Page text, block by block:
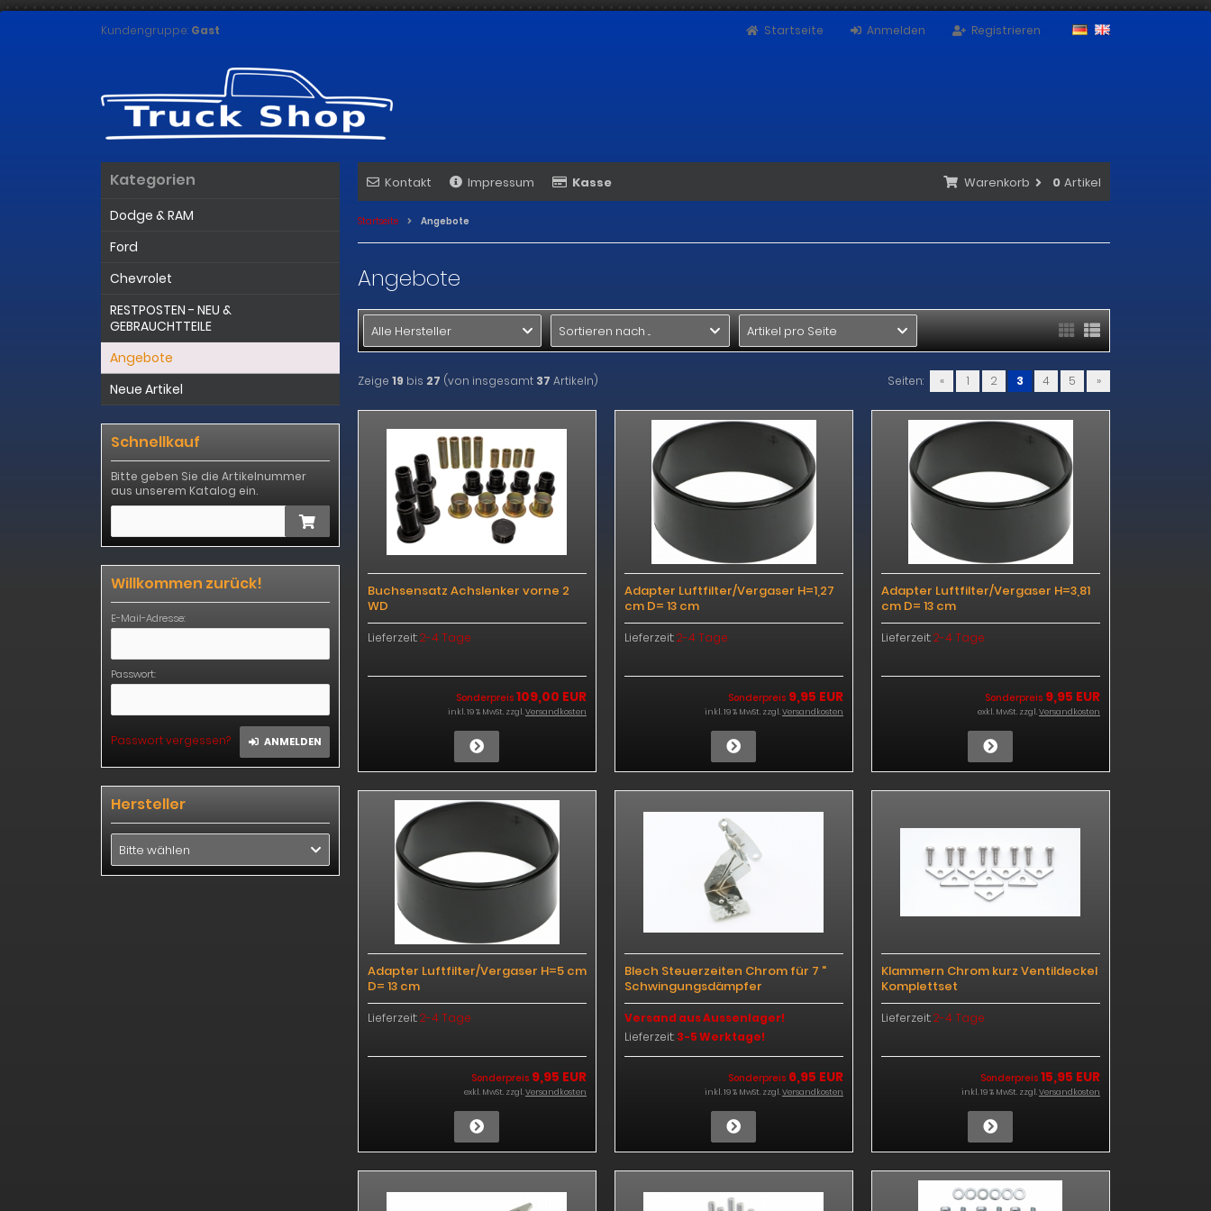
Kundengruppe: Gast Registrieren
Anmelden
Startseite
Kontakt Impressum Kasse Warenkorb 0 Artikel
Startseite Angebote
Angebote
Alle Hersteller Sortieren nach ... Artikel pro Seite
Zeige 19 bis 27 (von insgesamt 37 Artikeln) Seiten: « 1 2 3 4 5 »
Buchsensatz Achslenker vorne 2
WD
Lieferzeit:2-4 Tage
Sonderpreis 109,00 EUR
inkl. 19 % MwSt. zzgl.Versandkosten
Adapter Luftfilter/Vergaser H=1,27
cm D= 13 cm
Lieferzeit:2-4 Tage
Sonderpreis 9,95 EUR
inkl. 19 % MwSt. zzgl.Versandkosten
Adapter Luftfilter/Vergaser H=3,81
cm D= 13 cm
Lieferzeit:2-4 Tage
Sonderpreis 9,95 EUR
exkl. MwSt. zzgl.Versandkosten
Adapter Luftfilter/Vergaser H=5 cm
D= 13 cm
Lieferzeit:2-4 Tage
Sonderpreis 9,95 EUR
exkl. MwSt. zzgl.Versandkosten
Blech Steuerzeiten Chrom für 7 "
Schwingungsdämpfer
Versand aus Aussenlager!
Lieferzeit: 3-5 Werktage!
Sonderpreis 6,95 EUR
inkl. 19 % MwSt. zzgl.Versandkosten
Klammern Chrom kurz Ventildeckel
Komplettset
Lieferzeit:2-4 Tage
Sonderpreis 15,95 EUR
inkl. 19 % MwSt. zzgl.Versandkosten
Kategorien
Dodge & RAM
Ford
Chevrolet
RESTPOSTEN - NEU &
GEBRAUCHTTEILE
Angebote
Neue Artikel
Schnellkauf
Bitte geben Sie die Artikelnummer
aus unserem Katalog ein.
Willkommen zurück!
E-Mail-Adresse:
Passwort:
Passwort vergessen? ANMELDEN
Hersteller
Bitte wählen